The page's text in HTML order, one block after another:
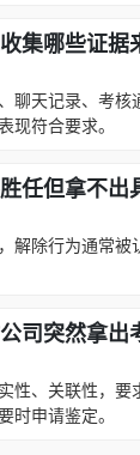
集哪些证据
聊天记录、考核
现符合要求。
任但拿不出
解除行为通常被
司突然拿出
性、关联性，要
时申请鉴定。